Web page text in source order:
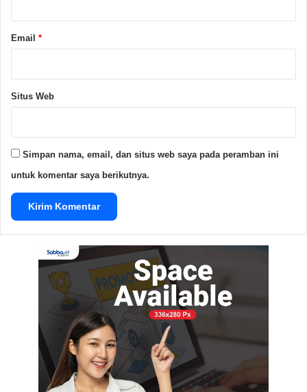
Copy URL
Email *
Situs Web
Simpan nama, email, dan situs web saya pada peramban ini
untuk komentar saya berikutnya.